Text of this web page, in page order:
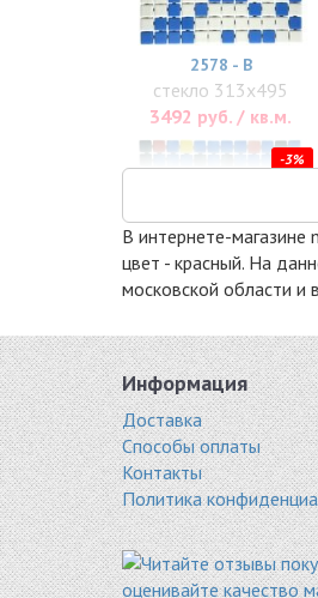
2578 - B
стекло 313x495
3492 руб. / кв.м.
-3%
25015-D
стекло 313x495
4307 руб. / кв.м.
-3%
В интернете-магазине
цвет - красный. На
московской области и
Информация
Доставка
Способы оплаты
Контакты
Политика